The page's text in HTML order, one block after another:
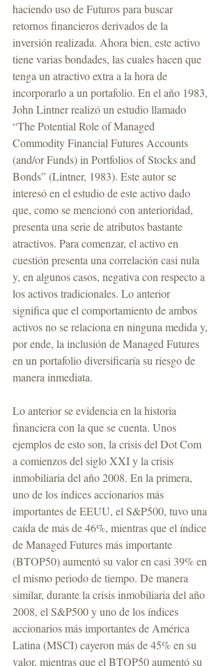
haciendo uso de Futuros para buscar
retornos financieros derivados de la
inversión realizada. Ahora bien, este activo
tiene varias bondades, las cuales hacen que
tenga un atractivo extra a la hora de
incorporarlo a un portafolio. En el año 1983,
John Lintner realizó un estudio llamado
“The Potential Role of Managed
Commodity Financial Futures Accounts
(and/or Funds) in Portfolios of Stocks and
Bonds” (Lintner, 1983). Este autor se
interesó en el estudio de este activo dado
que, como se mencionó con anterioridad,
presenta una serie de atributos bastante
atractivos. Para comenzar, el activo en
cuestión presenta una correlación casi nula
y, en algunos casos, negativa con respecto a
los activos tradicionales. Lo anterior
significa que el comportamiento de ambos
activos no se relaciona en ninguna medida y,
por ende, la inclusión de Managed Futures
en un portafolio diversificaría su riesgo de
manera inmediata.
Lo anterior se evidencia en la historia
financiera con la que se cuenta. Unos
ejemplos de esto son, la crisis del Dot Com
a comienzos del siglo XXI y la crisis
inmobiliaria del año 2008. En la primera,
uno de los índices accionarios más
importantes de EEUU, el S&P500, tuvo una
caída de más de 46%, mientras que el índice
de Managed Futures más importante
(BTOP50) aumentó su valor en casi 39% en
el mismo periodo de tiempo. De manera
similar, durante la crisis inmobiliaria del año
2008, el S&P500 y uno de los índices
accionarios más importantes de América
Latina (MSCI) cayeron más de 45% en su
valor, mientras que el BTOP50 aumentó su